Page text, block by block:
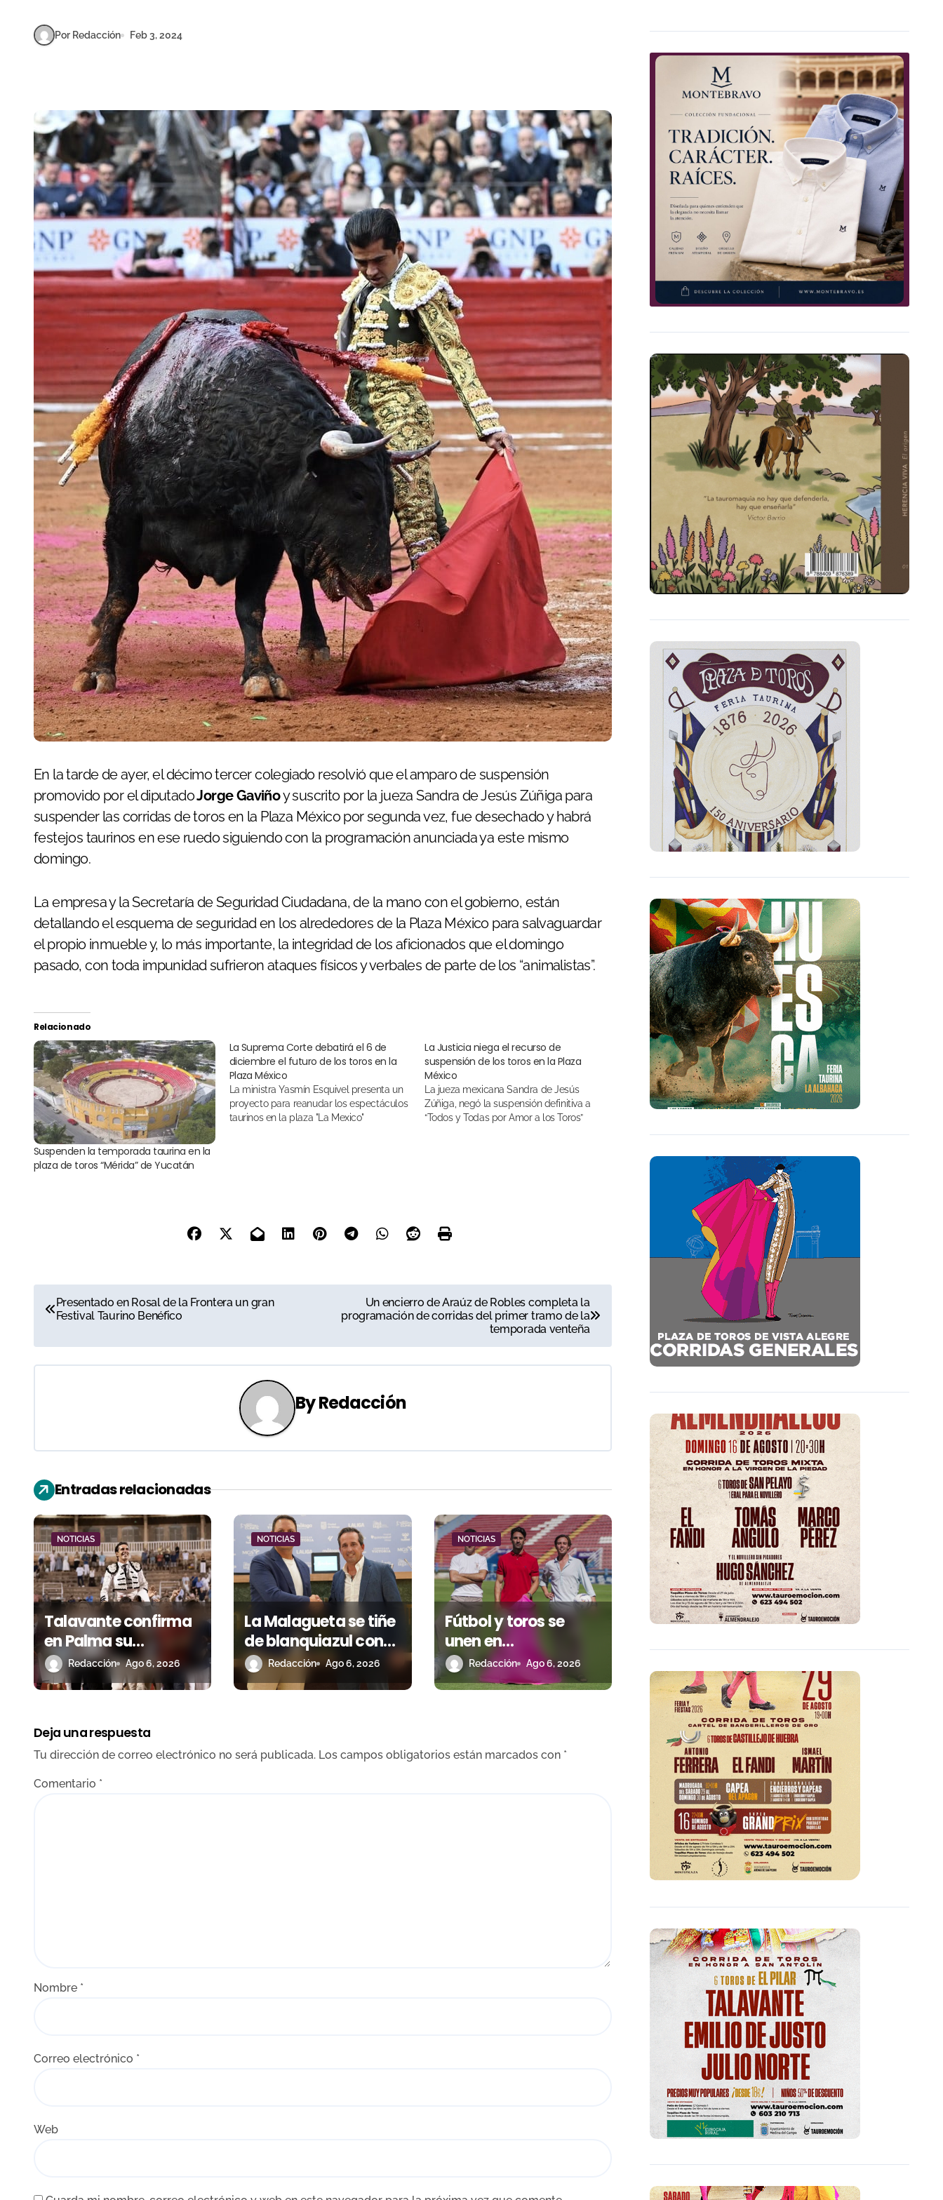
Por Redacción Feb 3, 2024
En la tarde de ayer, el décimo tercer colegiado resolvió que el amparo de suspensión
promovido por el diputadoJorge Gaviñoy suscrito por la jueza Sandra de Jesús Zúñiga para
suspender las corridas de toros en la Plaza México por segunda vez, fue desechado y habrá
festejos taurinos en ese ruedo siguiendo con la programación anunciada ya este mismo
domingo.
La empresa y la Secretaría de Seguridad Ciudadana, de la mano con el gobierno, están
detallando el esquema de seguridad en los alrededores de la Plaza México para salvaguardar
el propio inmueble y, lo más importante, la integridad de los aficionados que el domingo
pasado, con toda impunidad sufrieron ataques físicos y verbales de parte de los “animalistas”.
Relacionado
Suspenden la temporada taurina en la
plaza de toros “Mérida” de Yucatán
La Suprema Corte debatirá el 6 de
diciembre el futuro de los toros en la
Plaza México
La ministra Yasmín Esquivel presenta un
proyecto para reanudar los espectáculos
taurinos en la plaza "La Mexico"
La Justicia niega el recurso de
suspensión de los toros en la Plaza
México
Zúñiga, negó la suspensión definitiva a
“Todos y Todas por Amor a los Toros”
N
v
a
i
ó
n
d
e
e
n
t
r
a
d
Presentado en Rosal de la Frontera un gran
Festival Taurino Benéfico
Un encierro de Araúz de Robles completa la
programación de corridas del primer tramo de la
temporada venteña
ByRedacción
Entradas relacionadas
NOTICIAS
Talavante confirma
en Palma su
temporada de figura
y el palco niega el
Redacción Ago 6, 2026
NOTICIAS
La Malagueta se tiñe
de blanquiazul con
descuentos y una
corrida homenaje al
Redacción Ago 6, 2026
NOTICIAS
Fútbol y toros se
unen en
Almendralejo para
impulsar la corrida
Redacción Ago 6, 2026
Deja una respuesta
Tu dirección de correo electrónico no será publicada. Los campos obligatorios están marcados con *
Comentario *
Nombre *
Correo electrónico *
Web